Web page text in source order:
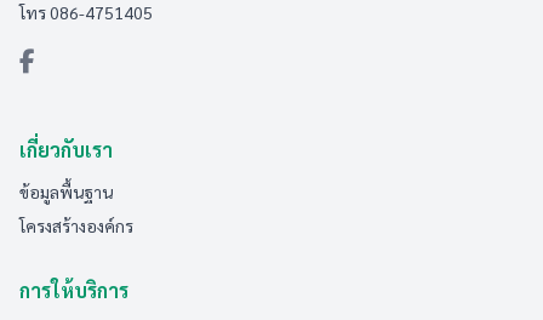
โทร 086-4751405
เกี่ยวกับเรา
ข้อมูลพื้นฐาน
โครงสร้างองค์กร
การให้บริการ